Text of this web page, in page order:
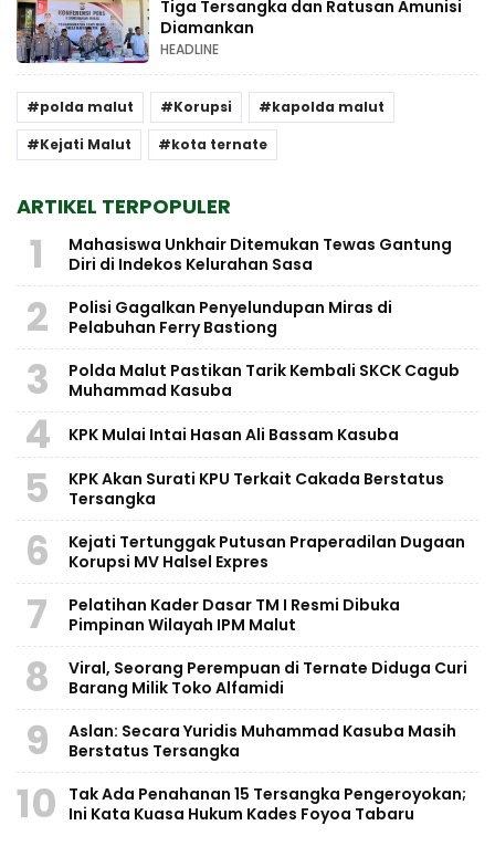
Tiga Tersangka dan Ratusan Amunisi
Diamankan
HEADLINE
polda malut Korupsi
kapolda malut
Kejati Malut
kota ternate
ARTIKEL TERPOPULER
1
Mahasiswa Unkhair Ditemukan Tewas Gantung
Diri di Indekos Kelurahan Sasa
2
Polisi Gagalkan Penyelundupan Miras di
Pelabuhan Ferry Bastiong
3
Polda Malut Pastikan Tarik Kembali SKCK Cagub
Muhammad Kasuba
4 KPK Mulai Intai Hasan Ali Bassam Kasuba
5
KPK Akan Surati KPU Terkait Cakada Berstatus
Tersangka
6
Kejati Tertunggak Putusan Praperadilan Dugaan
Korupsi MV Halsel Expres
7
Pelatihan Kader Dasar TM I Resmi Dibuka
Pimpinan Wilayah IPM Malut
8
Viral, Seorang Perempuan di Ternate Diduga Curi
Barang Milik Toko Alfamidi
9
Aslan: Secara Yuridis Muhammad Kasuba Masih
Berstatus Tersangka
10
Tak Ada Penahanan 15 Tersangka Pengeroyokan;
Ini Kata Kuasa Hukum Kades Foyoa Tabaru